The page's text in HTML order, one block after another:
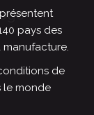
pays des
manufacture.
de
le monde